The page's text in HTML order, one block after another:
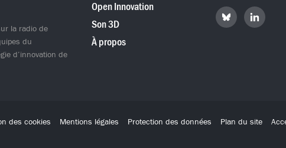
la radio de
du
d’innovation de
Open Innovation
Son 3D
À propos
Retrouvez
Hyperradio
Retrouvez
Hyperradio
des cookies Mentions légales Protection des données Plan du site